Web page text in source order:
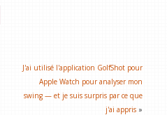
J'ai utilisé l'application GolfShot pour
Apple Watch pour analyser mon
swing — et je suis surpris par ce que
j'ai appris »